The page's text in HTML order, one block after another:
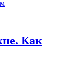
Как